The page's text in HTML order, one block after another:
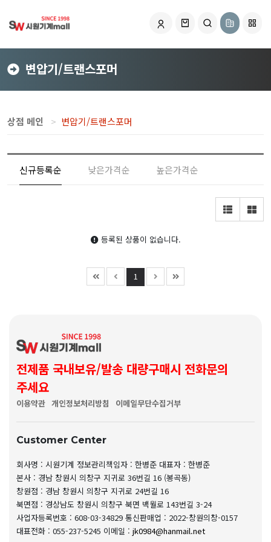
변압기/트랜스포머
상점 메인 변압기/트랜스포머
신규등록순 낮은가격순 높은가격순
등록된 상품이 없습니다.
1
전제품 국내보유/발송 대량구매시 전화문의
주세요
이용약관 개인정보처리방침 이메일무단수집거부
Customer Center
회사명 : 시원기계 정보관리책임자 : 한병준 대표자 : 한병준
본사 : 경남 창원시 의창구 지귀로 36번길 16 (봉곡동)
창원점 : 경남 창원시 의창구 지귀로 24번길 16
북면점 : 경상남도 창원시 의창구 북면 백월로 143번길 3-24
사업자등록번호 : 608-03-34829 통신판매업 : 2022-창원의창-0157
대표전화 : 055-237-5245 이메일 : jk0984@hanmail.net